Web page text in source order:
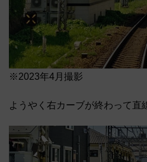
※2023年4月撮影
ようやく右カーブが終わって直